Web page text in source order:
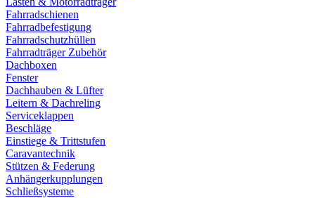
Fahrradschienen
Fahrradbefestigung
Fahrradschutzhüllen
Fahrradträger Zubehör
Dachboxen
Fenster
Dachhauben & Lüfter
Leitern & Dachreling
Serviceklappen
Beschläge
Einstiege & Trittstufen
Caravantechnik
Stützen & Federung
Anhängerkupplungen
Schließsysteme